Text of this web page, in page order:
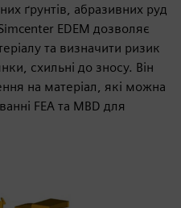
ґрунтів, абразивних руд
EDEM дозволяє
та визначити ризик
схильні до зносу. Він
на матеріал, які можна
FEA та MBD для